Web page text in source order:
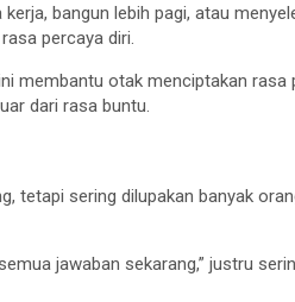
bangun lebih pagi, atau
percaya diri.
membantu otak menciptakan rasa
dari rasa buntu.
tetapi sering dilupakan banyak
jawaban sekarang,” justru